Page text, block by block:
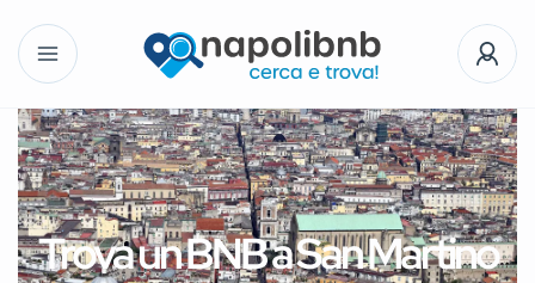
Trova un BNB a San Martino